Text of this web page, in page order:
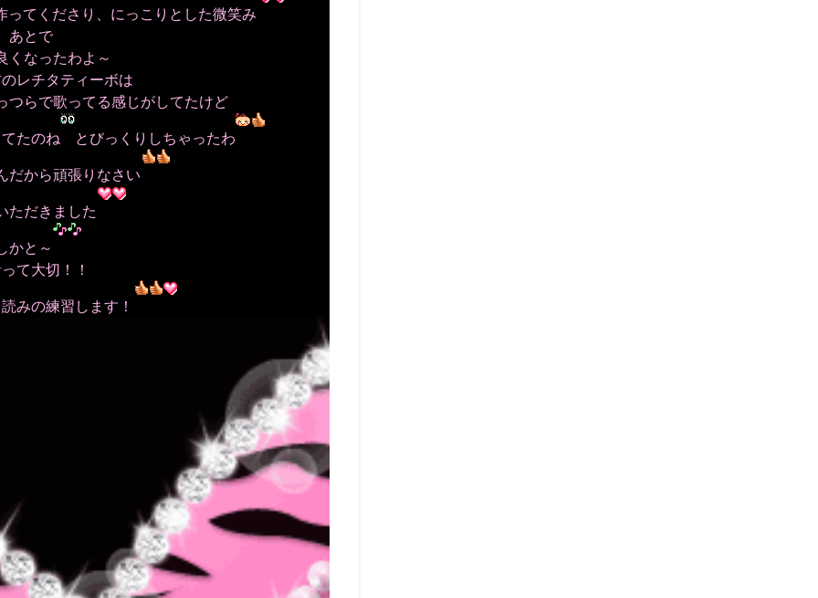
てくださり、にっこりとした微笑み
あとで
くなったわよ～
レチタティーボは
つらで歌ってる感じがしてたけど
たのね とびっくりしちゃったわ
だから頑張りなさい
ただきました
かと～
て大切！！
みの練習します！